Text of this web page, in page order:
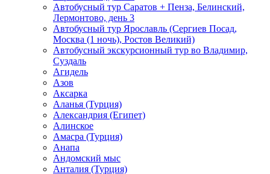
Автобусный тур Саратов + Пенза, Белинский,
Лермонтово, день 3
Автобусный тур Ярославль (Сергиев Посад,
Москва (1 ночь), Ростов Великий)
Автобусный экскурсионный тур во Владимир,
Суздаль
Агидель
Азов
Аксарка
Аланья (Турция)
Александрия (Египет)
Алинское
Амасра (Турция)
Анапа
Андомский мыс
Анталия (Турция)